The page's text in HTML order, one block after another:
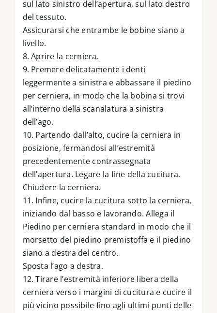
sul lato sinistro dell’apertura, sul lato destro
del tessuto.
Assicurarsi che entrambe le bobine siano a
livello.
8. Aprire la cerniera.
9. Premere delicatamente i denti
leggermente a sinistra e abbassare il piedino
per cerniera, in modo che la bobina si trovi
all’interno della scanalatura a sinistra
dell’ago.
10. Partendo dall’alto, cucire la cerniera in
posizione, fermandosi all’estremità
precedentemente contrassegnata
dell’apertura. Legare la fine della cucitura.
Chiudere la cerniera.
11. Infine, cucire la cucitura sotto la cerniera,
iniziando dal basso e lavorando. Allega il
Piedino per cerniera standard in modo che il
morsetto del piedino premistoffa e il piedino
siano a destra del centro.
Sposta l’ago a destra.
12. Tirare l’estremità inferiore libera della
cerniera verso i margini di cucitura e cucire il
più vicino possibile fino agli ultimi punti delle